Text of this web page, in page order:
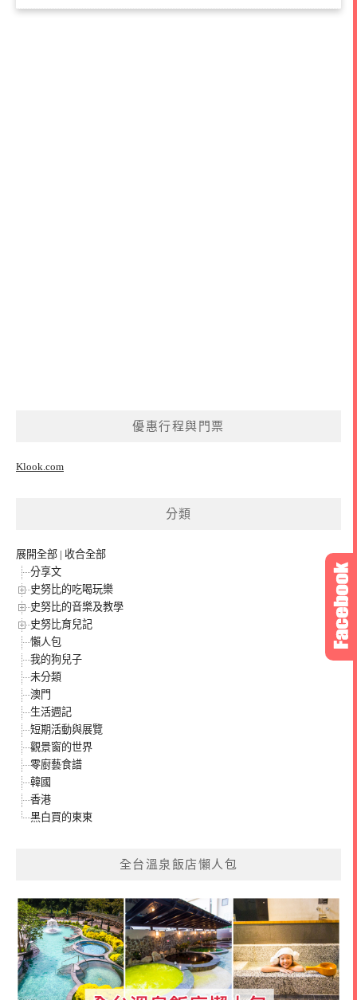
優惠行程與門票
Klook.com
分類
展開全部 | 收合全部
分享文
史努比的吃喝玩樂
史努比的音樂及教學
史努比育兒記
懶人包
我的狗兒子
未分類
澳門
生活週記
短期活動與展覽
觀景窗的世界
零廚藝食譜
韓國
香港
黑白買的東東
全台溫泉飯店懶人包